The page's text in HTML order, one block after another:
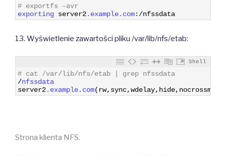
# exportfs –avr
exporting server2.example.com: /nfssdata
13. Wyświetlenie zawartości pliku /var/lib/nfs/etab:
Shell
# cat /var/lib/nfs/etab | grep nfssdata
/nfssdata
server2.example.com(rw, sync,wdelay, hide, nocrossmnt
Strona klienta NFS.